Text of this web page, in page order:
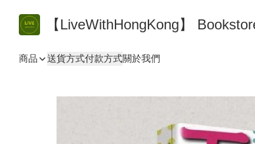
【LiveWithHongKong】
商品 送貨方式付款方式關於我們